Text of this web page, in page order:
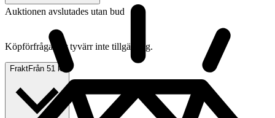
Auktionen avslutades utan bud
Köpförfrågan är tyvärr inte tillgänglig.
FraktFrån 51 kr